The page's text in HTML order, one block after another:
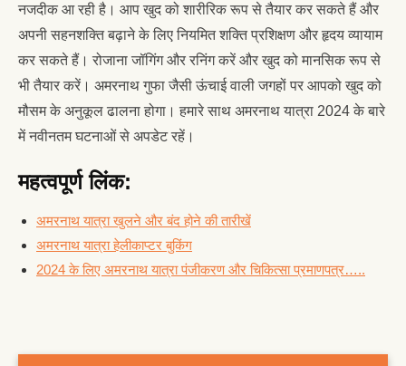
नजदीक आ रही है। आप खुद को शारीरिक रूप से तैयार कर सकते हैं और
अपनी सहनशक्ति बढ़ाने के लिए नियमित शक्ति प्रशिक्षण और हृदय व्यायाम
कर सकते हैं। रोजाना जॉगिंग और रनिंग करें और खुद को मानसिक रूप से
भी तैयार करें। अमरनाथ गुफा जैसी ऊंचाई वाली जगहों पर आपको खुद को
मौसम के अनुकूल ढालना होगा। हमारे साथ अमरनाथ यात्रा 2024 के बारे
में नवीनतम घटनाओं से अपडेट रहें।
महत्वपूर्ण लिंक:
अमरनाथ यात्रा खुलने और बंद होने की तारीखें
अमरनाथ यात्रा हेलीकाप्टर बुकिंग
2024 के लिए अमरनाथ यात्रा पंजीकरण और चिकित्सा प्रमाणपत्र…..